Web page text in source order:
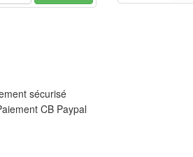
sécurisé